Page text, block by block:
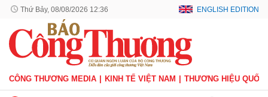
Thứ Bảy, 08/08/2026 12:36 ENGLISH EDITION
CÔNG THƯƠNG MEDIA KINH TẾ VIỆT NAM THƯƠNG HIỆU QUỐC